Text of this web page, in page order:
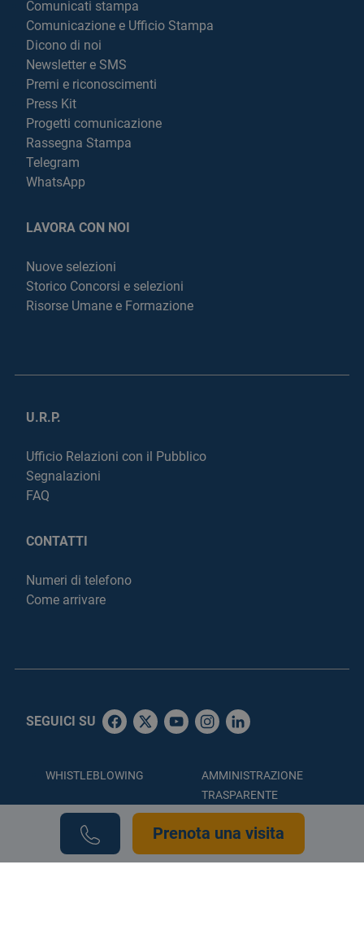
Comunicati stampa
Comunicazione e Ufficio Stampa
Dicono di noi
Newsletter e SMS
Premi e riconoscimenti
Press Kit
Progetti comunicazione
Rassegna Stampa
Telegram
WhatsApp
LAVORA CON NOI
Nuove selezioni
Storico Concorsi e selezioni
Risorse Umane e Formazione
U.R.P.
Ufficio Relazioni con il Pubblico
Segnalazioni
FAQ
CONTATTI
Numeri di telefono
Come arrivare
SEGUICI SU
WHISTLEBLOWING
AMMINISTRAZIONE
TRASPARENTE
ACCESSIBILITÀ
COOKIE POLICY
Prenota una visita